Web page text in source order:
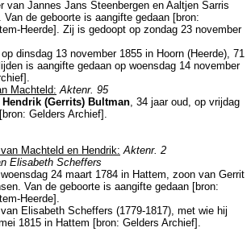
van Jannes Jans Steenbergen en Aaltjen Sarris
Van de geboorte is aangifte gedaan [bron:
Heerde]. Zij is gedoopt op zondag 23 november
dinsdag 13 november 1855 in Hoorn (Heerde), 71
is aangifte gedaan op woensdag 14 november
].
Machteld: Aktenr. 95
Hendrik (Gerrits) Bultman, 34 jaar oud, op vrijdag
[bron: Gelders Archief].
Machteld en Hendrik: Aktenr. 2
Elisabeth Scheffers
24 maart 1784 in Hattem, zoon van Gerrit
Van de geboorte is aangifte gedaan [bron:
Heerde].
Elisabeth Scheffers (1779-1817), met wie hij
1815 in Hattem [bron: Gelders Archief].